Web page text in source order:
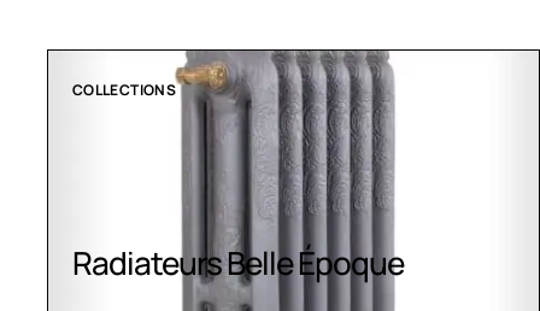
CLIMATISATION GREENOR
Climatisation Greenor